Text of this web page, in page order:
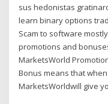
sus hedonistas
learn binary options
Scam to software
promotions and
MarketsWorld
Bonus means that
MarketsWorldwill give